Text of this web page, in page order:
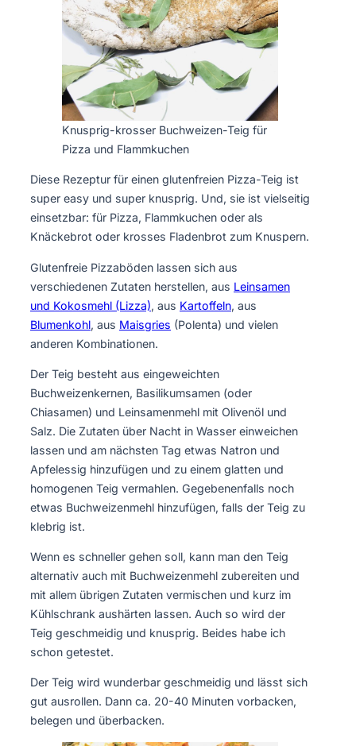
Knusprig-krosser Buchweizen-Teig für
Pizza und Flammkuchen
Diese Rezeptur für einen glutenfreien Pizza-Teig ist
super easy und super knusprig. Und, sie ist vielseitig
einsetzbar: für Pizza, Flammkuchen oder als
Knäckebrot oder krosses Fladenbrot zum Knuspern.
Glutenfreie Pizzaböden lassen sich aus
verschiedenen Zutaten herstellen, aus Leinsamen
und Kokosmehl (Lizza), aus Kartoffeln, aus
Blumenkohl, aus Maisgries (Polenta) und vielen
anderen Kombinationen.
Der Teig besteht aus eingeweichten
Buchweizenkernen, Basilikumsamen (oder
Chiasamen) und Leinsamenmehl mit Olivenöl und
Salz. Die Zutaten über Nacht in Wasser einweichen
lassen und am nächsten Tag etwas Natron und
Apfelessig hinzufügen und zu einem glatten und
homogenen Teig vermahlen. Gegebenenfalls noch
etwas Buchweizenmehl hinzufügen, falls der Teig zu
klebrig ist.
Wenn es schneller gehen soll, kann man den Teig
alternativ auch mit Buchweizenmehl zubereiten und
mit allem übrigen Zutaten vermischen und kurz im
Kühlschrank aushärten lassen. Auch so wird der
Teig geschmeidig und knusprig. Beides habe ich
schon getestet.
Der Teig wird wunderbar geschmeidig und lässt sich
gut ausrollen. Dann ca. 20-40 Minuten vorbacken,
belegen und überbacken.